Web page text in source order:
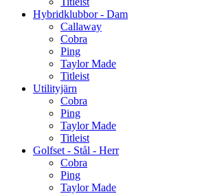
Hybridklubbor - Dam
Callaway
Cobra
Ping
Taylor Made
Titleist
Utilityjärn
Cobra
Ping
Taylor Made
Titleist
Golfset - Stål - Herr
Cobra
Ping
Taylor Made